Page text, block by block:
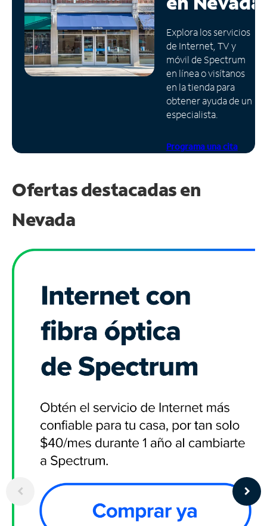
Administrar
cuenta
Encuentra
una
tienda
Explora los servicios
de Internet, TV y
móvil de Spectrum
en línea o visítanos
en la tienda para
obtener ayuda de un
especialista.
Programa una cita
Ofertas destacadas en
Nevada